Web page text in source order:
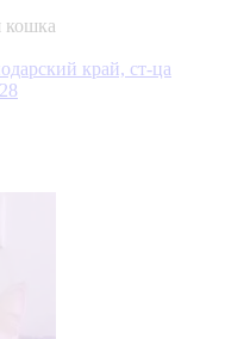
кошка
край, ст-ца